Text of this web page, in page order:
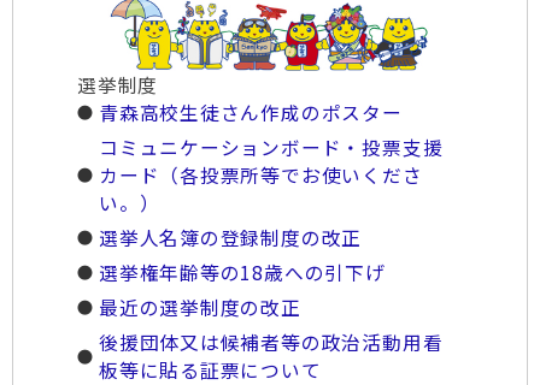
選挙制度
青森高校生徒さん作成のポスター
コミュニケーションボード・投票支援
カード（各投票所等でお使いくださ
い。）
選挙人名簿の登録制度の改正
選挙権年齢等の18歳への引下げ
最近の選挙制度の改正
後援団体又は候補者等の政治活動用看
板等に貼る証票について